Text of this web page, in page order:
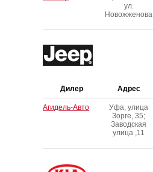
ул.
Новожженова
Дилер Адрес
Агидель-Авто
Уфа, улица
Зорге, 35;
Заводская
улица ,11